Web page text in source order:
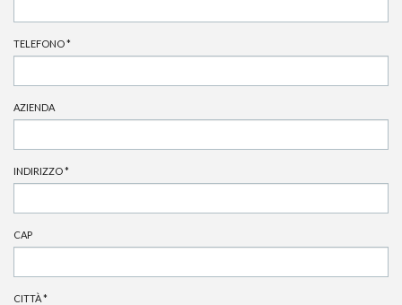
TELEFONO*
AZIENDA
INDIRIZZO*
CAP
CITTÀ*